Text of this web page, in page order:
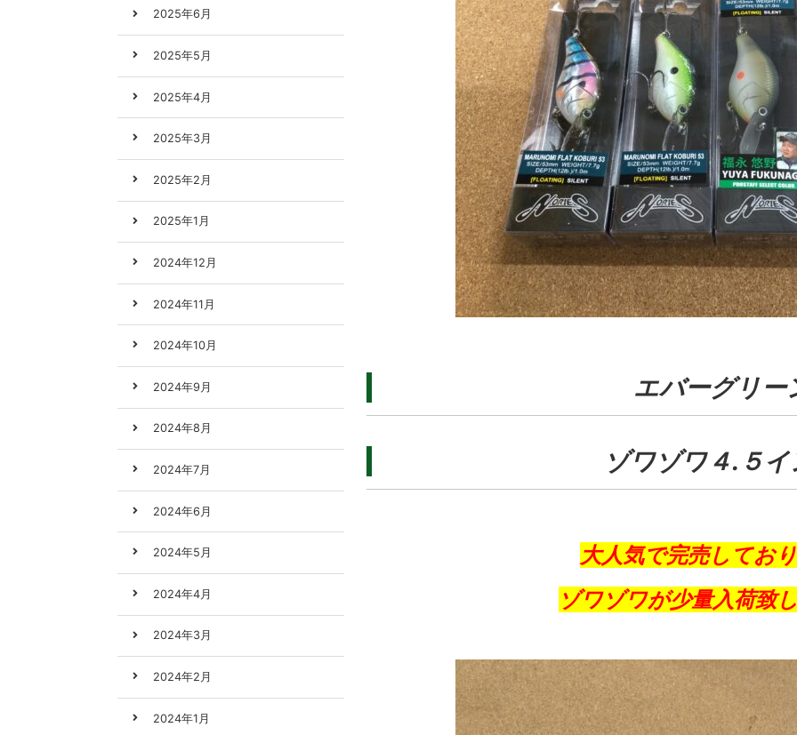
エバーグリー
ゾワゾワ４.５
大人気で完売してお
ゾワゾワが少量入荷致
2025年6月
2025年5月
2025年4月
2025年3月
2025年2月
2025年1月
2024年12月
2024年11月
2024年10月
2024年9月
2024年8月
2024年7月
2024年6月
2024年5月
2024年4月
2024年3月
2024年2月
2024年1月